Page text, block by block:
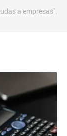
a empresas".